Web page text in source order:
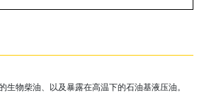
生物柴油、以及暴露在高温下的石油基液压油。